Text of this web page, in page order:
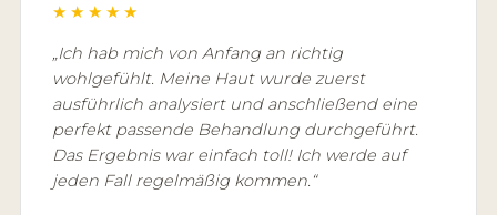
★★★★★
„Ich hab mich von Anfang an richtig
wohlgefühlt. Meine Haut wurde zuerst
ausführlich analysiert und anschließend eine
perfekt passende Behandlung durchgeführt.
Das Ergebnis war einfach toll! Ich werde auf
jeden Fall regelmäßig kommen.“